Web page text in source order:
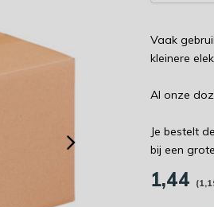
Vaak
kleinere
Al onze
Je bestelt
bij een
1,44